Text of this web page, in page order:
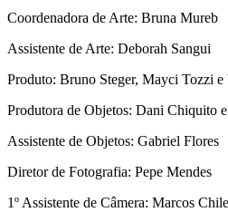
Coordenadora de Arte: Bruna Mureb
Assistente de Arte: Deborah Sangui
Produto: Bruno Steger, Mayci Tozzi
Produtora de Objetos: Dani Chiquito
Assistente de Objetos: Gabriel Flores
Diretor de Fotografia: Pepe Mendes
1º Assistente de Câmera: Marcos Chile